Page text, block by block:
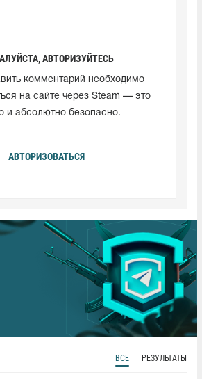
АВТОРИЗУЙТЕСЬ
комментарий необходимо
на сайте через Steam — это
и абсолютно безопасно.
АВТОРИЗОВАТЬСЯ
ВСЕ РЕЗУЛЬТАТЫ